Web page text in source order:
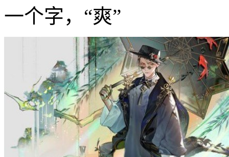
一个字，“爽”